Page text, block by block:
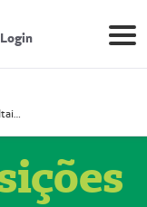
Login
Prestador Clínica Itaipú Ltda (51004348-2)